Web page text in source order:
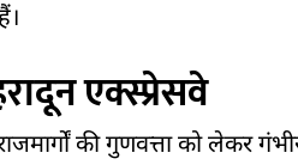
एक्स्प्रेसवे
राजमार्गों की गुणवत्ता को लेकर